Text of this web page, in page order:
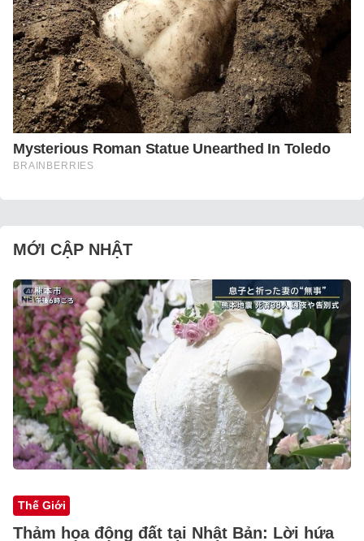
MỚI CẬP NHẬT
Thế Giới
Thảm họa động đất tại Nhật Bản: Lời hứa